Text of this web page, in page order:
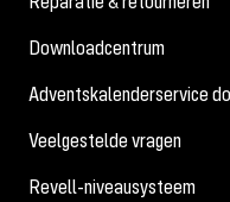
Downloadcentrum
Adventskalenderservice
Veelgestelde vragen
Revell-niveausysteem